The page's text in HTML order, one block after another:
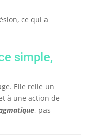
ce qui a
simple,
Elle relie un
à une action de
, pas